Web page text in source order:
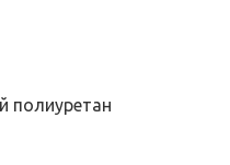
полиуретан